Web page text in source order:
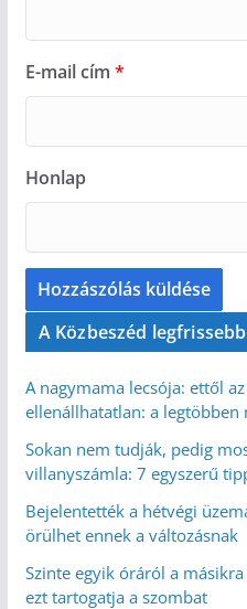
E-mail cím *
Honlap
A Közbeszéd
A nagymama lecsója: ettől
ellenállhatatlan: a legtöbben
Sokan nem tudják, pedig
villanyszámla: 7 egyszerű
Bejelentették a hétvégi
örülhet ennek a változásnak
Szinte egyik óráról a
ezt tartogatja a szombat